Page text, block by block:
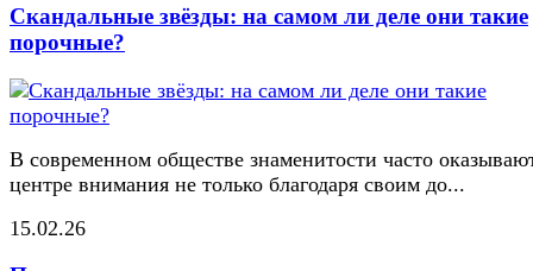
Скандальные звёзды: на самом ли деле они такие
порочные?
В современном обществе знаменитости часто
центре внимания не только благодаря своим до...
15.02.26